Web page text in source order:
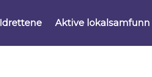
Idrettene Aktive lokalsamfunn